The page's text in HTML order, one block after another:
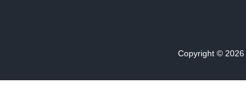
Copyright © 2026